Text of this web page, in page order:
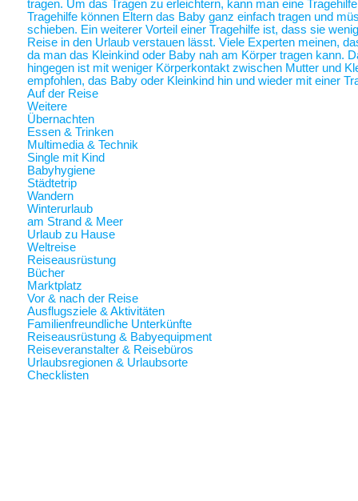
tragen. Um das Tragen zu erleichtern, kann man eine
Tragehilfe können Eltern das Baby ganz einfach tragen und
schieben. Ein weiterer Vorteil einer Tragehilfe ist, dass sie
Reise in den Urlaub verstauen lässt. Viele Experten meinen,
da man das Kleinkind oder Baby nah am Körper tragen kann.
hingegen ist mit weniger Körperkontakt zwischen Mutter und
empfohlen, das Baby oder Kleinkind hin und wieder mit einer
Auf der Reise
Weitere
Übernachten
Essen & Trinken
Multimedia & Technik
Single mit Kind
Babyhygiene
Städtetrip
Wandern
Winterurlaub
am Strand & Meer
Urlaub zu Hause
Weltreise
Reiseausrüstung
Bücher
Marktplatz
Vor & nach der Reise
Ausflugsziele & Aktivitäten
Familienfreundliche Unterkünfte
Reiseausrüstung & Babyequipment
Reiseveranstalter & Reisebüros
Urlaubsregionen & Urlaubsorte
Checklisten